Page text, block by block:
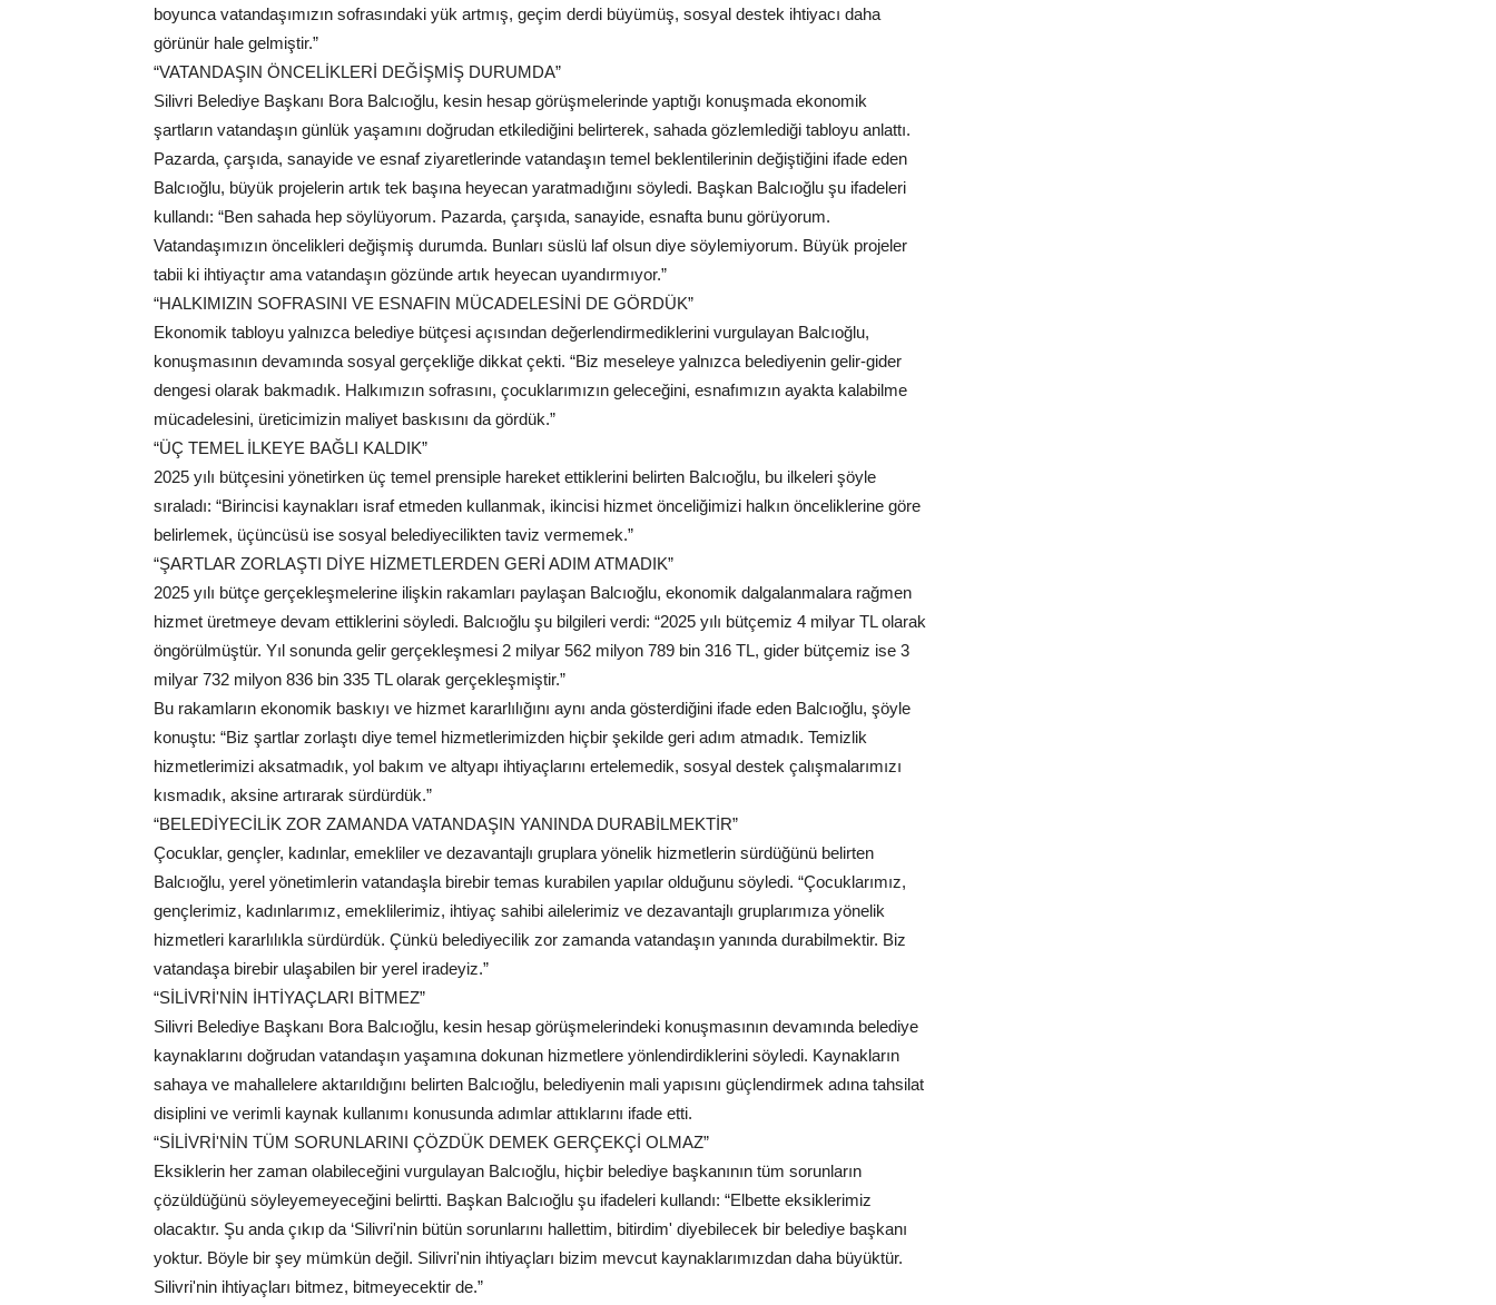
boyunca vatandaşımızın sofrasındaki yük artmış, geçim derdi büyümüş, sosyal destek ihtiyacı daha
görünür hale gelmiştir.”
“VATANDAŞIN ÖNCELİKLERİ DEĞİŞMİŞ DURUMDA”
Silivri Belediye Başkanı Bora Balcıoğlu, kesin hesap görüşmelerinde yaptığı konuşmada ekonomik
şartların vatandaşın günlük yaşamını doğrudan etkilediğini belirterek, sahada gözlemlediği tabloyu anlattı.
Pazarda, çarşıda, sanayide ve esnaf ziyaretlerinde vatandaşın temel beklentilerinin değiştiğini ifade eden
Balcıoğlu, büyük projelerin artık tek başına heyecan yaratmadığını söyledi. Başkan Balcıoğlu şu ifadeleri
kullandı: “Ben sahada hep söylüyorum. Pazarda, çarşıda, sanayide, esnafta bunu görüyorum.
Vatandaşımızın öncelikleri değişmiş durumda. Bunları süslü laf olsun diye söylemiyorum. Büyük projeler
tabii ki ihtiyaçtır ama vatandaşın gözünde artık heyecan uyandırmıyor.”
“HALKIMIZIN SOFRASINI VE ESNAFIN MÜCADELESİNİ DE GÖRDÜK”
Ekonomik tabloyu yalnızca belediye bütçesi açısından değerlendirmediklerini vurgulayan Balcıoğlu,
konuşmasının devamında sosyal gerçekliğe dikkat çekti. “Biz meseleye yalnızca belediyenin gelir-gider
dengesi olarak bakmadık. Halkımızın sofrasını, çocuklarımızın geleceğini, esnafımızın ayakta kalabilme
mücadelesini, üreticimizin maliyet baskısını da gördük.”
“ÜÇ TEMEL İLKEYE BAĞLI KALDIK”
2025 yılı bütçesini yönetirken üç temel prensiple hareket ettiklerini belirten Balcıoğlu, bu ilkeleri şöyle
sıraladı: “Birincisi kaynakları israf etmeden kullanmak, ikincisi hizmet önceliğimizi halkın önceliklerine göre
belirlemek, üçüncüsü ise sosyal belediyecilikten taviz vermemek.”
“ŞARTLAR ZORLAŞTI DİYE HİZMETLERDEN GERİ ADIM ATMADIK”
2025 yılı bütçe gerçekleşmelerine ilişkin rakamları paylaşan Balcıoğlu, ekonomik dalgalanmalara rağmen
hizmet üretmeye devam ettiklerini söyledi. Balcıoğlu şu bilgileri verdi: “2025 yılı bütçemiz 4 milyar TL olarak
öngörülmüştür. Yıl sonunda gelir gerçekleşmesi 2 milyar 562 milyon 789 bin 316 TL, gider bütçemiz ise 3
milyar 732 milyon 836 bin 335 TL olarak gerçekleşmiştir.”
Bu rakamların ekonomik baskıyı ve hizmet kararlılığını aynı anda gösterdiğini ifade eden Balcıoğlu, şöyle
konuştu: “Biz şartlar zorlaştı diye temel hizmetlerimizden hiçbir şekilde geri adım atmadık. Temizlik
hizmetlerimizi aksatmadık, yol bakım ve altyapı ihtiyaçlarını ertelemedik, sosyal destek çalışmalarımızı
kısmadık, aksine artırarak sürdürdük.”
“BELEDİYECİLİK ZOR ZAMANDA VATANDAŞIN YANINDA DURABİLMEKTİR”
Çocuklar, gençler, kadınlar, emekliler ve dezavantajlı gruplara yönelik hizmetlerin sürdüğünü belirten
Balcıoğlu, yerel yönetimlerin vatandaşla birebir temas kurabilen yapılar olduğunu söyledi. “Çocuklarımız,
gençlerimiz, kadınlarımız, emeklilerimiz, ihtiyaç sahibi ailelerimiz ve dezavantajlı gruplarımıza yönelik
hizmetleri kararlılıkla sürdürdük. Çünkü belediyecilik zor zamanda vatandaşın yanında durabilmektir. Biz
vatandaşa birebir ulaşabilen bir yerel iradeyiz.”
“SİLİVRİ'NİN İHTİYAÇLARI BİTMEZ”
Silivri Belediye Başkanı Bora Balcıoğlu, kesin hesap görüşmelerindeki konuşmasının devamında belediye
kaynaklarını doğrudan vatandaşın yaşamına dokunan hizmetlere yönlendirdiklerini söyledi. Kaynakların
sahaya ve mahallelere aktarıldığını belirten Balcıoğlu, belediyenin mali yapısını güçlendirmek adına tahsilat
disiplini ve verimli kaynak kullanımı konusunda adımlar attıklarını ifade etti.
“SİLİVRİ'NİN TÜM SORUNLARINI ÇÖZDÜK DEMEK GERÇEKÇİ OLMAZ”
Eksiklerin her zaman olabileceğini vurgulayan Balcıoğlu, hiçbir belediye başkanının tüm sorunların
çözüldüğünü söyleyemeyeceğini belirtti. Başkan Balcıoğlu şu ifadeleri kullandı: “Elbette eksiklerimiz
olacaktır. Şu anda çıkıp da ‘Silivri'nin bütün sorunlarını hallettim, bitirdim' diyebilecek bir belediye başkanı
yoktur. Böyle bir şey mümkün değil. Silivri'nin ihtiyaçları bizim mevcut kaynaklarımızdan daha büyüktür.
Silivri'nin ihtiyaçları bitmez, bitmeyecektir de.”